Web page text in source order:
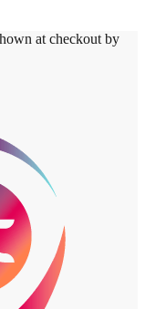
at checkout by